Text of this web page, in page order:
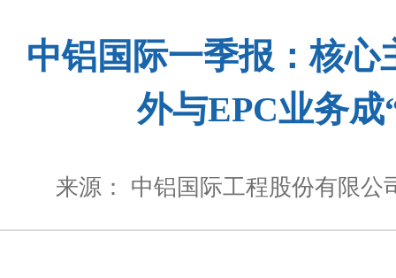
中铝国际一季报：核心
外与EPC业务成
来源： 中铝国际工程股份有限公